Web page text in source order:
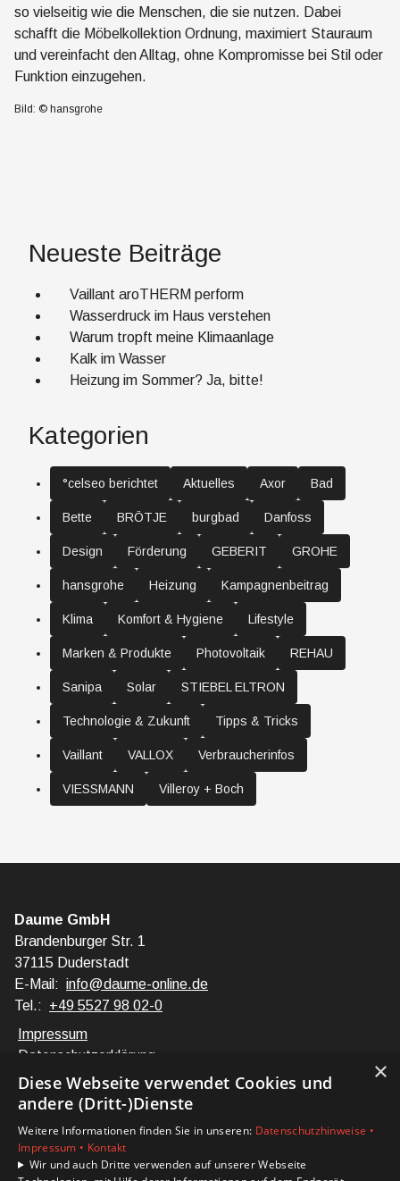
so vielseitig wie die Menschen, die sie nutzen. Dabei
schafft die Möbelkollektion Ordnung, maximiert Stauraum
und vereinfacht den Alltag, ohne Kompromisse bei Stil oder
Funktion einzugehen.
Bild: © hansgrohe
Neueste Beiträge
Vaillant aroTHERM perform
Wasserdruck im Haus verstehen
Warum tropft meine Klimaanlage
Kalk im Wasser
Heizung im Sommer? Ja, bitte!
Kategorien
°celseo berichtet Aktuelles Axor Bad
Bette BRÖTJE burgbad Danfoss
Design Förderung GEBERIT GROHE
hansgrohe Heizung Kampagnenbeitrag
Klima Komfort & Hygiene Lifestyle
Marken & Produkte Photovoltaik REHAU
Sanipa Solar STIEBEL ELTRON
Technologie & Zukunft Tipps & Tricks
Vaillant VALLOX Verbraucherinfos
VIESSMANN Villeroy + Boch
Daume GmbH
Brandenburger Str. 1
37115 Duderstadt
E-Mail: info@daume-online.de
Tel.: +49 5527 98 02-0
Impressum
Datenschutzerklärung
Barrierefreiheitserklärung
Privatkunden
Karriere
×
Diese Webseite verwendet Cookies und
andere (Dritt-)Dienste
Weitere Informationen finden Sie in unseren: Datenschutzhinweise •
Impressum • Kontakt
Wir und auch Dritte verwenden auf unserer Webseite